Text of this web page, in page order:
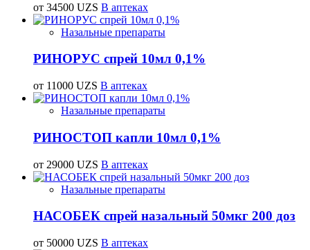
от 34500 UZS В аптеках
Назальные препараты
РИНОРУС спрей 10мл 0,1%
от 11000 UZS В аптеках
Назальные препараты
РИНОСТОП капли 10мл 0,1%
от 29000 UZS В аптеках
Назальные препараты
НАСОБЕК спрей назальный 50мкг 200 доз
от 50000 UZS В аптеках